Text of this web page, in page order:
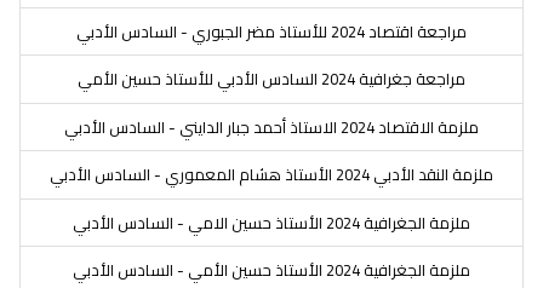
مراجعة اقتصاد 2024 للأستاذ مضر الجبوري - السادس الأدبي
مراجعة جغرافية 2024 السادس الأدبي للأستاذ حسين الأمي
ملزمة الاقتصاد 2024 الاستاذ أحمد جبار الدايني - السادس الأدبي
ملزمة النقد الأدبي 2024 الأستاذ هشام المعموري - السادس الأدبي
ملزمة الجغرافية 2024 الأستاذ حسين الامي - السادس الأدبي
ملزمة الجغرافية 2024 الأستاذ حسين الأمي - السادس الأدبي